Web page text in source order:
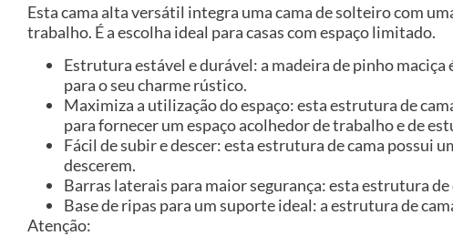
Esta cama alta versátil integra uma cama de solteiro com
trabalho. É a escolha ideal para casas com espaço limitado.
Estrutura estável e durável: a madeira de pinho
para o seu charme rústico.
Maximiza a utilização do espaço: esta estrutura de
para fornecer um espaço acolhedor de trabalho e de
Fácil de subir e descer: esta estrutura de cama possui
descerem.
Barras laterais para maior segurança: esta estrutura
Base de ripas para um suporte ideal: a estrutura de
Atenção: